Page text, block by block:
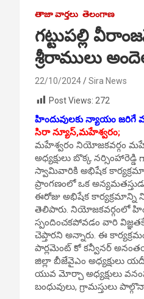
తాజా వార్తలు తెలంగాణ
గట్టుపల్లి
శ్రీరాములు
22/10/2024
Sira News
Post Views: 272
హిందువులకు న్యాయం జరిగే
సిరా న్యూస్,మహేశ్వరం;
మహేశ్వరం నియోజకవర్గం
అధ్యక్షులు బొక్క
స్వామివారికి అభిషేక
ప్రాంగణంలో ఒక
ఈరోజు అభిషేక
తెలిపారు. నియోజకవర్గంలో
స్పందించకపోవడం వారి
చెప్తారని అన్నారు. ఈ
పార్లమెంట్ కో కన్వీనర్
జిల్లా బీజేవైఎం అధ్యక్షులు
యువ మోర్చా అధ్యక్షులు
బంధువులు, గ్రామస్తులు